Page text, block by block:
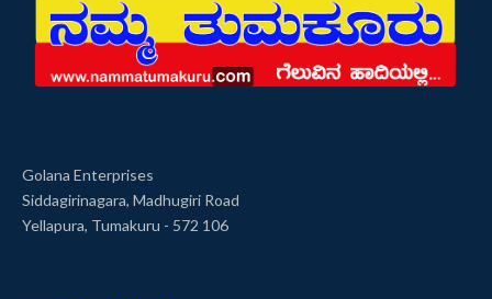
Golana Enterprises
Siddagirinagara, Madhugiri Road
Yellapura, Tumakuru - 572 106